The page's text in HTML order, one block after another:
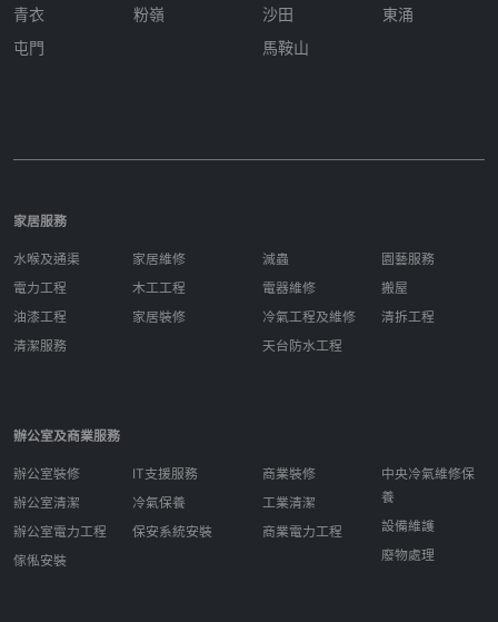
青衣
屯門
粉嶺
沙田
馬鞍山
東涌
家居服務
水喉及通渠
電力工程
油漆工程
清潔服務
家居維修
木工工程
家居裝修
滅蟲
電器維修
冷氣工程及維修
天台防水工程
園藝服務
搬屋
清拆工程
辦公室及商業服務
辦公室裝修
辦公室清潔
辦公室電力工程
傢俬安裝
IT支援服務
冷氣保養
保安系統安裝
商業裝修
工業清潔
商業電力工程
中央冷氣維修保
養
設備維護
廢物處理